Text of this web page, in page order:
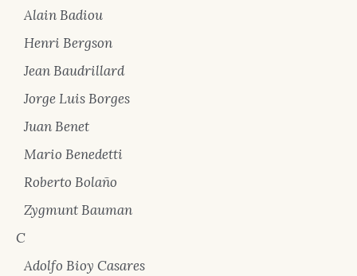
Alain Badiou
Henri Bergson
Jean Baudrillard
Jorge Luis Borges
Juan Benet
Mario Benedetti
Roberto Bolaño
Zygmunt Bauman
C
Adolfo Bioy Casares